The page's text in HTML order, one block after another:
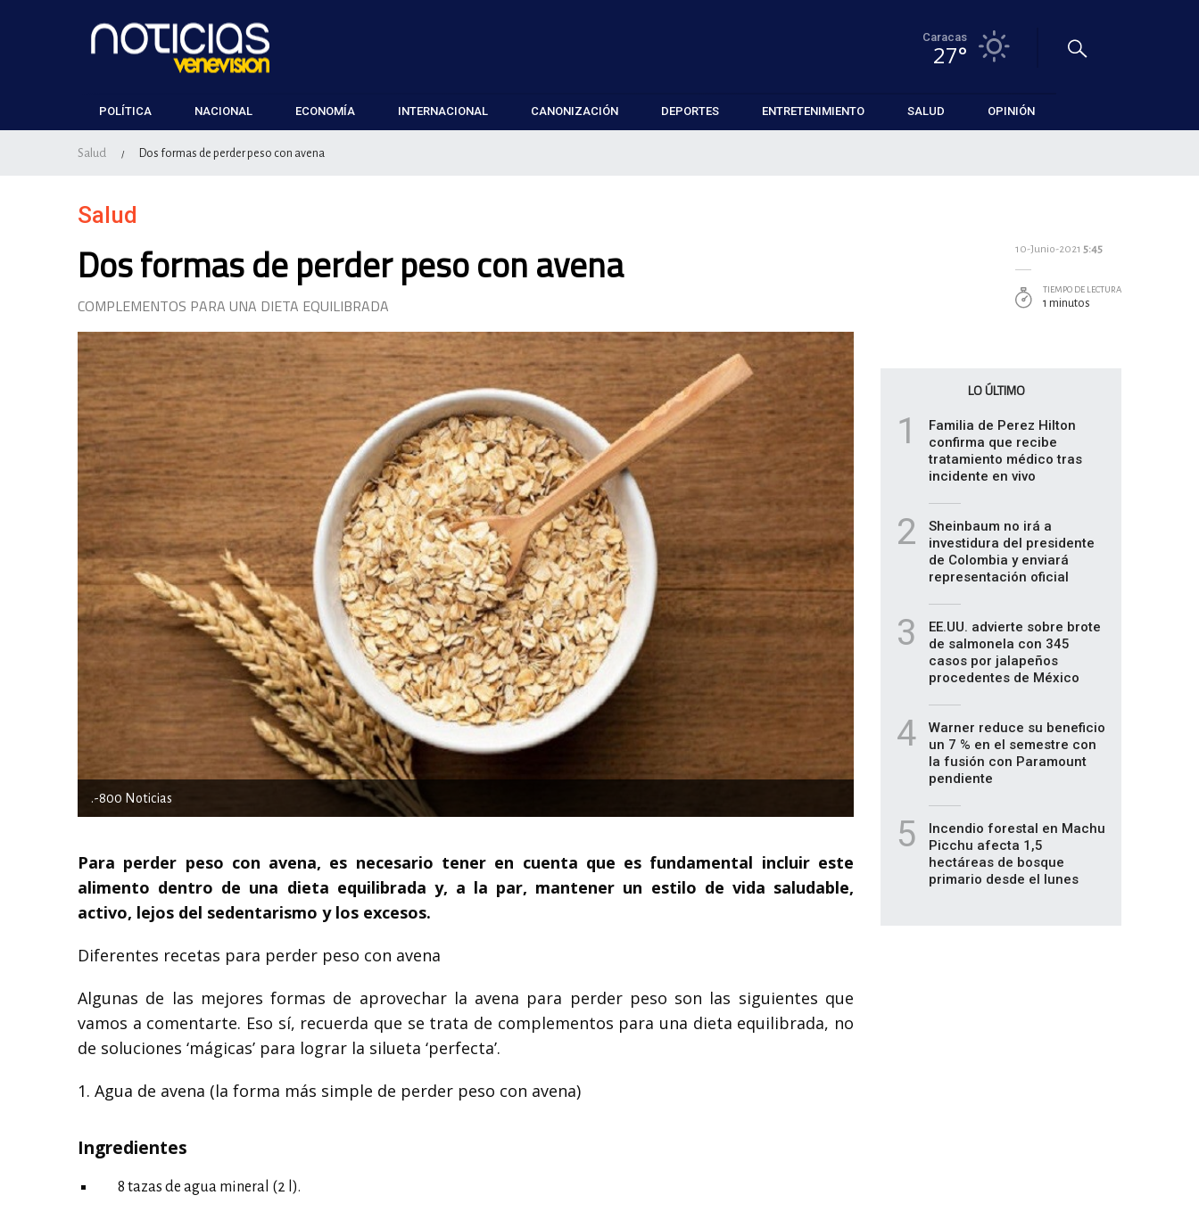
Caracas
27°
POLÍTICA NACIONAL ECONOMÍA INTERNACIONAL CANONIZACIÓN DEPORTES ENTRETENIMIENTO SALUD OPINIÓN
Salud / Dos formas de perder peso con avena
Salud
Dos formas de perder peso con avena
COMPLEMENTOS PARA UNA DIETA EQUILIBRADA
.-800 Noticias
Para perder peso con avena, es necesario tener en cuenta que es fundamental incluir este
alimento dentro de una dieta equilibrada y, a la par, mantener un estilo de vida saludable,
activo, lejos del sedentarismo y los excesos.
Diferentes recetas para perder peso con avena
Algunas de las mejores formas de aprovechar la avena para perder peso son las siguientes que
vamos a comentarte. Eso sí, recuerda que se trata de complementos para una dieta equilibrada, no
de soluciones ‘mágicas’ para lograr la silueta ‘perfecta’.
1. Agua de avena (la forma más simple de perder peso con avena)
Ingredientes
8 tazas de agua mineral (2 l).
10-Junio-2021 5:45
TIEMPO DE LECTURA
1 minutos
LO ÚLTIMO
1
Familia de Perez Hilton
confirma que recibe
tratamiento médico tras
incidente en vivo
2
Sheinbaum no irá a
investidura del presidente
de Colombia y enviará
representación oficial
3
EE.UU. advierte sobre brote
de salmonela con 345
casos por jalapeños
procedentes de México
4
Warner reduce su beneficio
un 7 % en el semestre con
la fusión con Paramount
pendiente
5
Incendio forestal en Machu
Picchu afecta 1,5
hectáreas de bosque
primario desde el lunes